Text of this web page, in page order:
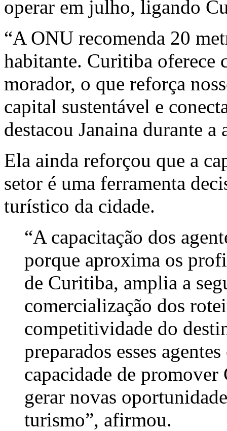
operar em julho, ligando
“A ONU recomenda 20
habitante. Curitiba oferece
morador, o que reforça
capital sustentável e
destacou Janaina durante a
Ela ainda reforçou que a
setor é uma ferramenta
turístico da cidade.
“A capacitação dos
porque aproxima os
de Curitiba, amplia a
comercialização dos
competitividade do
preparados esses
capacidade de
gerar novas
turismo”, afirmou.